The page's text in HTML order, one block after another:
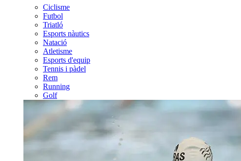
Ciclisme
Futbol
Triatló
Esports nàutics
Natació
Atletisme
Esports d'equip
Tennis i pàdel
Rem
Running
Golf